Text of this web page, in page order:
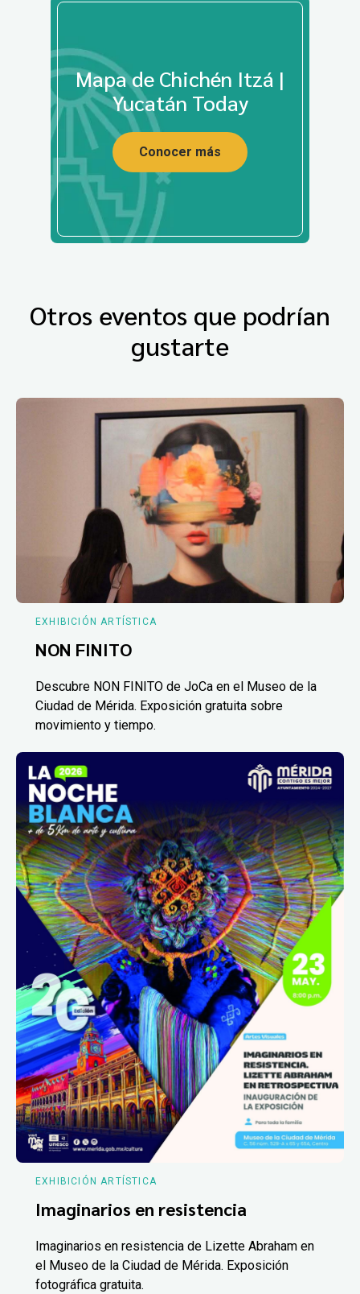
Mapa de Chichén Itzá |
Yucatán Today
Conocer más
Otros eventos que podrían
gustarte
EXHIBICIÓN ARTÍSTICA
NON FINITO
Descubre NON FINITO de JoCa en el Museo de la
Ciudad de Mérida. Exposición gratuita sobre
movimiento y tiempo.
EXHIBICIÓN ARTÍSTICA
Imaginarios en resistencia
Imaginarios en resistencia de Lizette Abraham en
el Museo de la Ciudad de Mérida. Exposición
fotográfica gratuita.